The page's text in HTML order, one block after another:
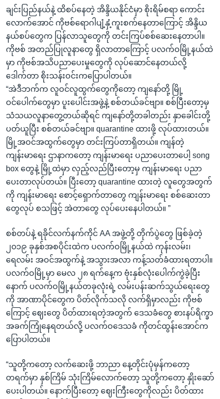
ချင်းပြည်နယ်နဲ့ ထိစပ်နေတဲ့ အိန္ဒိယနိုင်ငံမှာ စိုးရိမ်စရာ ကောင်း
လောက်အောင် ကိုဗစ်ရောဂါပျံ့နှံ့ကူးစက်နေတာကြောင့် အိန္ဒိယ
နယ်စပ်တွေက ပြန်လာသူတွေကို တင်းကြပ်စစ်ဆေးနေတာပါ။
ကိုဗစ် အတည်ပြုလူနာတွေ ရှိလာတာကြောင့် ပလက်ဝမြို့နယ်ထဲ
မှာ ကိုဗစ်အသိပညာပေးမှုတွေကို လုပ်ဆောင်နေတယ်လို့
ဒေါက်တာ စိုးသန်းဝင်းကပြောပါတယ်။
“အဲဒီဘက်က လူဝင်လူထွက်တွေကိုတော့ ကျနော်တို့ မြို့
ဝင်ပေါက်တွေမှာ ပူးပေါင်းအဖွဲ့နဲ့ စစ်တယ်ခင်ဗျာ။ စစ်ပြီးတော့မှ
သံသယလူနာတွေ့တယ်ဆိုရင် ကျနော်တို့တခါတည်း နှာခေါင်းတို့
ပတ်ယူပြီး စစ်တယ်ခင်ဗျာ။ quarantine ထားဖို့ လုပ်ထားတယ်။
မြို့အဝင်အထွက်တွေမှာ တင်းကြပ်တာရှိတယ်။ ကျန်တဲ့
ကျန်းမာရေး ဌာနာကတော့ ကျန်းမာရေး ပညာပေးတာပေါ့ song
box တွေနဲ့ မြို့ထဲမှာ လှည့်လည်ပြီးတော့မှ ကျန်းမာရေး ပညာ
ပေးတာလုပ်တယ်။ ပြီးတော့ quarantine ထားတဲ့ လူတွေအတွက်
ကို ကျန်းမာရေး စောင့်ရှောက်တာတွေ ကျန်းမာရေး စစ်ဆေးတာ
တွေလုပ် စသဖြင့် အဲတာတွေ လုပ်ပေးနေပါတယ်။ ”
စစ်တပ်နဲ့ ရခိုင်လက်နက်ကိုင် AA အဖွဲ့တို့ တိုက်ပွဲတွေ ဖြစ်ခဲ့တဲ့
၂၀၁၉ ခုနှစ်အစပိုင်းထဲက ပလက်ဝမြို့နယ်ထဲ ကုန်းလမ်း၊
ရေလမ်း အဝင်အထွက်နဲ့ အသွားအလာ ကန့်သတ်ခံထားရတာပါ။
ပလက်ဝမြို့မှာ မေလ ၂၈ ရက်နေ့က ဗုံးနှစ်လုံးပေါက်ကွဲခဲ့ပြီး
နောက် ပလက်ဝမြို့နယ်တခုလုံးရဲ့ လမ်းပန်းဆက်သွယ်ရေးတွေ
ကို အာဏာပိုင်တွေက ပိတ်လိုက်သလို လက်ရှိမှာလည်း ကိုဗစ်
ကြောင့် ဈေးတွေ ပိတ်ထားရတဲ့အတွက် ဒေသခံတွေ စားနပ်ရိက္ခာ
အခက်ကြုံနေရတယ်လို့ ပလက်ဝဒေသခံ ကိုတင်ထွန်းအောင်က
ပြောပါတယ်။
“သူတို့ကတော့ လက်ဆေးဖို့ ဘာညာ နေ့တိုင်းပုံမှန်ကတော့
တရက်မှာ နှစ်ကြိမ် သုံးကြိမ်လောက်တော့ သူတို့ကတော့ နှိုးဆော်
ပေးပါတယ်။ နောက်ပြီးတော့ ဈေးကြီးတွေကိုလည်း ပိတ်ထား